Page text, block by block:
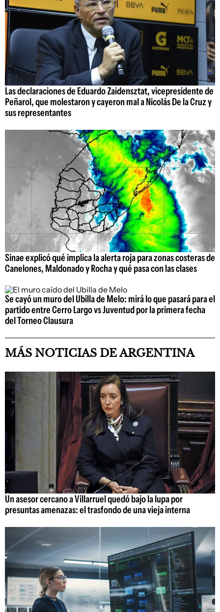
Las declaraciones de Eduardo Zaidensztat, vicepresidente de
Peñarol, que molestaron y cayeron mal a Nicolás De la Cruz y
sus representantes
Sinae explicó qué implica la alerta roja para zonas costeras de
Canelones, Maldonado y Rocha y qué pasa con las clases
Se cayó un muro del Ubilla de Melo: mirá lo que pasará para el
partido entre Cerro Largo vs Juventud por la primera fecha
del Torneo Clausura
MÁS NOTICIAS DE ARGENTINA
Un asesor cercano a Villarruel quedó bajo la lupa por
presuntas amenazas: el trasfondo de una vieja interna